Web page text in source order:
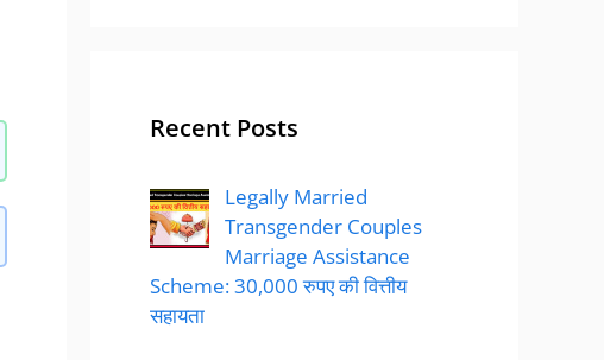
Recent Posts
Legally Married
Transgender Couples
Marriage Assistance
Scheme: 30,000 रुपए की वित्तीय
सहायता